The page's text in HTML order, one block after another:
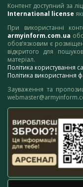
Контент доступний за
International license
При використанні
armyinform.com.ua
обов’язковим є
відкритого для
матеріал.
Політика користування
Політика використання
Зауваження та